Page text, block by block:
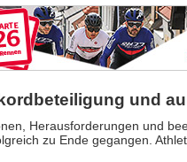
und
Herausforderungen und
zu Ende gegangen.